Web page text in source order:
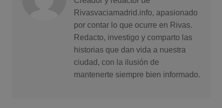
Rivasvaciamadrid.info, apasionado
por contar lo que ocurre en Rivas.
Redacto, investigo y comparto las
historias que dan vida a nuestra
ciudad, con la ilusión de
mantenerte siempre bien informado.